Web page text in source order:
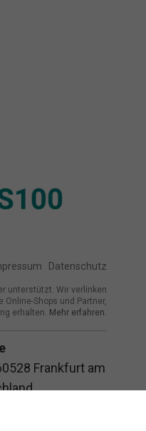
Datenschutz
unterstützt. Wir verlinken
Online-Shops und Partner,
erhalten. Mehr erfahren.
Frankfurt am